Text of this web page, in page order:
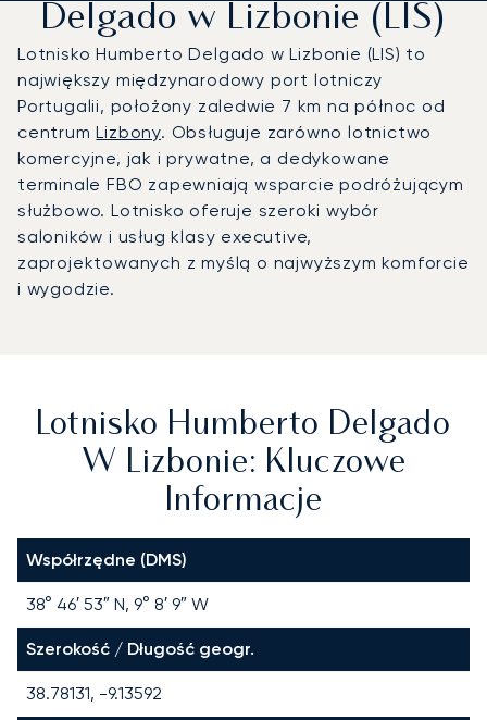
Delgado w Lizbonie (LIS)
Lotnisko Humberto Delgado w Lizbonie (LIS) to
największy międzynarodowy port lotniczy
Portugalii, położony zaledwie 7 km na północ od
centrumLizbony. Obsługuje zarówno lotnictwo
komercyjne, jak i prywatne, a dedykowane
terminale FBO zapewniają wsparcie podróżującym
służbowo. Lotnisko oferuje szeroki wybór
saloników i usług klasy executive,
zaprojektowanych z myślą o najwyższym komforcie
i wygodzie.
Lotnisko Humberto Delgado
W Lizbonie: Kluczowe
Informacje
Współrzędne (DMS)
38° 46′ 53″ N, 9° 8′ 9″ W
Szerokość / Długość geogr.
38.78131, -9.13592